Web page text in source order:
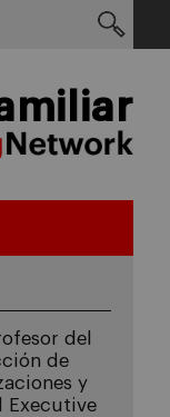
del
de
y
Executive